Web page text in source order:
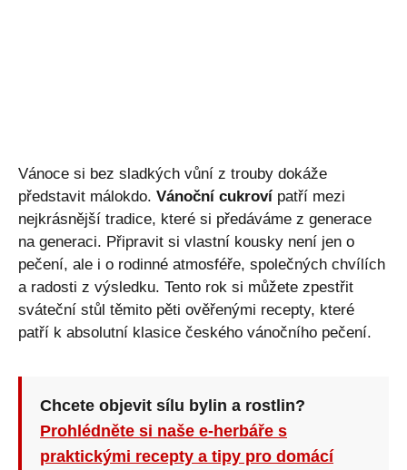
Vánoce si bez sladkých vůní z trouby dokáže
představit málokdo. Vánoční cukroví patří mezi
nejkrásnější tradice, které si předáváme z generace
na generaci. Připravit si vlastní kousky není jen o
pečení, ale i o rodinné atmosféře, společných chvílích
a radosti z výsledku. Tento rok si můžete zpestřit
sváteční stůl těmito pěti ověřenými recepty, které
patří k absolutní klasice českého vánočního pečení.
Chcete objevit sílu bylin a rostlin?
Prohlédněte si naše e-herbáře s
praktickými recepty a tipy pro domácí